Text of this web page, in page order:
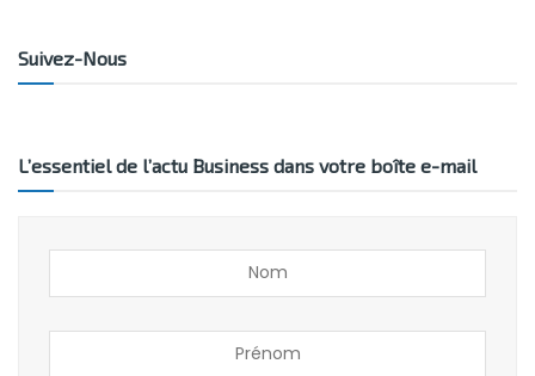
Suivez-Nous
L’essentiel de l’actu Business dans votre boîte e-mail